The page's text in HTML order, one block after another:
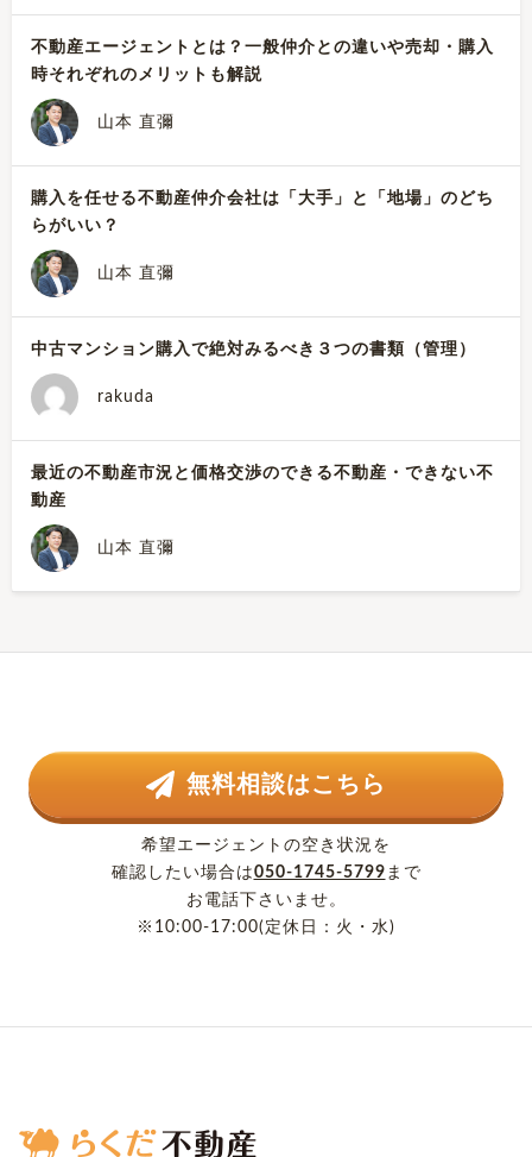
不動産エージェントとは？一般仲介との違いや売却・購入
時それぞれのメリットも解説
山本 直彌
購入を任せる不動産仲介会社は「大手」と「地場」のどち
らがいい？
山本 直彌
中古マンション購入で絶対みるべき３つの書類（管理）
rakuda
最近の不動産市況と価格交渉のできる不動産・できない不
動産
山本 直彌
無料相談はこちら
希望エージェントの空き状況を
確認したい場合は050-1745-5799 まで
お電話下さいませ。
※10:00-17:00(定休日：火・水)